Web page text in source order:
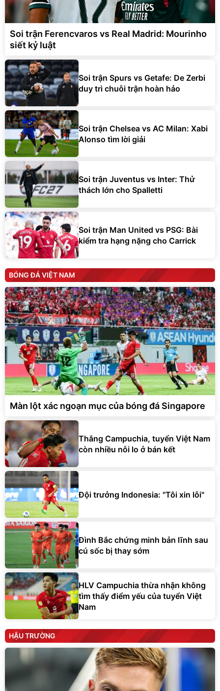
Soi trận Ferencvaros vs Real Madrid: Mourinho
siết kỷ luật
Soi trận Spurs vs Getafe: De Zerbi
duy trì chuỗi trận hoàn hảo
Soi trận Chelsea vs AC Milan: Xabi
Alonso tìm lời giải
Soi trận Juventus vs Inter: Thử
thách lớn cho Spalletti
Soi trận Man United vs PSG: Bài
kiểm tra hạng nặng cho Carrick
BÓNG ĐÁ VIỆT NAM
Màn lột xác ngoạn mục của bóng đá Singapore
Thắng Campuchia, tuyển Việt Nam
còn nhiều nỗi lo ở bán kết
Đội trưởng Indonesia: "Tôi xin lỗi"
Đình Bắc chứng minh bản lĩnh sau
cú sốc bị thay sớm
HLV Campuchia thừa nhận không
tìm thấy điểm yếu của tuyển Việt
Nam
HẬU TRƯỜNG